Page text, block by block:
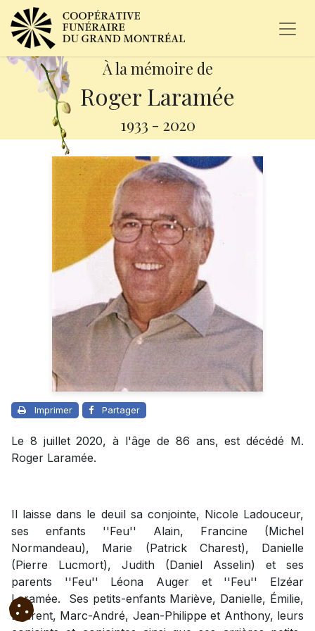
À la mémoire de
Roger Laramée
1933 - 2020
Imprimer Partager
Le 8 juillet 2020, à l'âge de 86 ans, est décédé M.
Roger Laramée.
Il laisse dans le deuil sa conjointe, Nicole Ladouceur,
ses enfants ''Feu'' Alain, Francine (Michel
Normandeau), Marie (Patrick Charest), Danielle
(Pierre Lucmort), Judith (Daniel Asselin) et ses
parents ''Feu'' Léona Auger et ''Feu'' Elzéar
Laramée. Ses petits-enfants Mariève, Danielle, Émilie,
Laurent, Marc-André, Jean-Philippe et Anthony, leurs